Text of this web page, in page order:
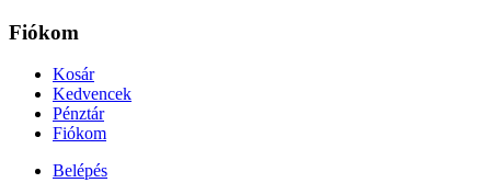
Fiókom
Kosár
Kedvencek
Pénztár
Fiókom
Belépés